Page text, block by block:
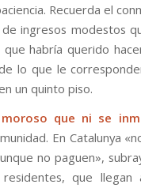
Recuerda el
ingresos modestos
habría querido
lo que le
un quinto piso.
que ni se
En Catalunya
no paguen»,
que llegan